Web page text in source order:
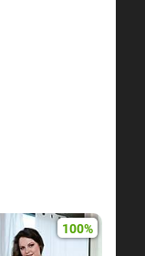
100%